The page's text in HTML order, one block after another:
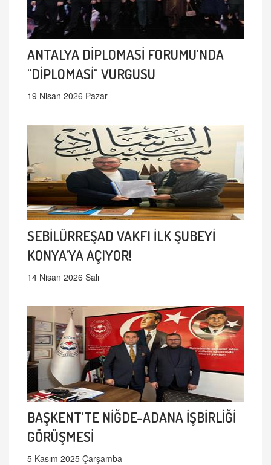
ANTALYA DİPLOMASİ FORUMU'NDA
"DİPLOMASİ" VURGUSU
19 Nisan 2026 Pazar
SEBİLÜRREŞAD VAKFI İLK ŞUBEYİ
KONYA'YA AÇIYOR!
14 Nisan 2026 Salı
BAŞKENT'TE NİĞDE-ADANA İŞBİRLİĞİ
GÖRÜŞMESİ
5 Kasım 2025 Çarşamba